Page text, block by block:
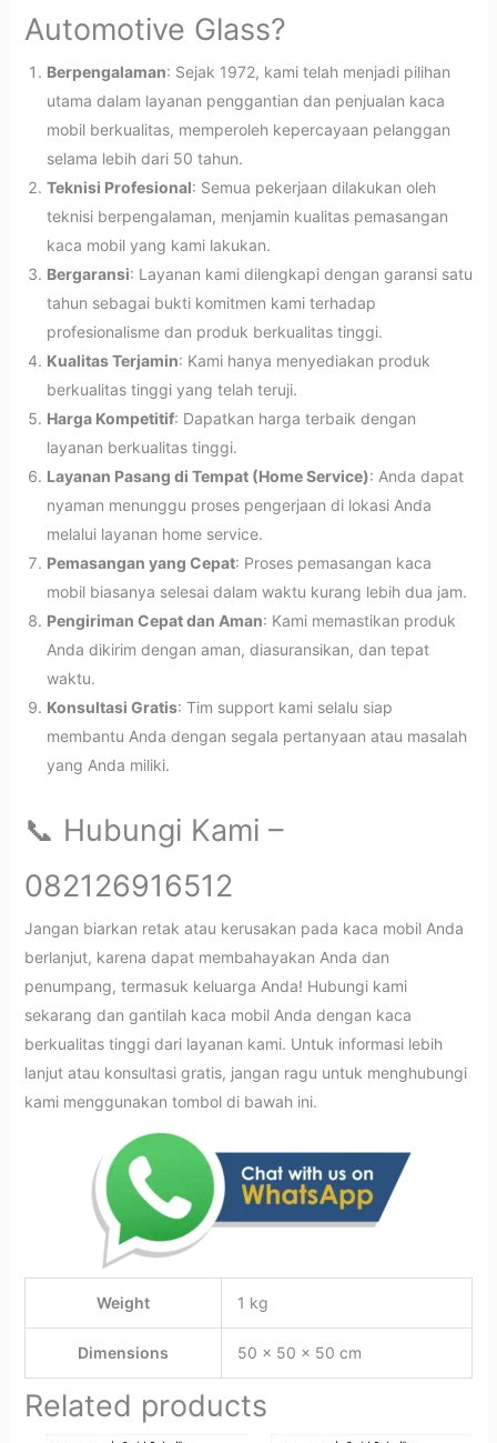
Automotive Glass?
Berpengalaman: Sejak 1972, kami telah menjadi pilihan
utama dalam layanan penggantian dan penjualan kaca
mobil berkualitas, memperoleh kepercayaan pelanggan
selama lebih dari 50 tahun.
Teknisi Profesional: Semua pekerjaan dilakukan oleh
teknisi berpengalaman, menjamin kualitas pemasangan
kaca mobil yang kami lakukan.
Bergaransi: Layanan kami dilengkapi dengan garansi satu
tahun sebagai bukti komitmen kami terhadap
profesionalisme dan produk berkualitas tinggi.
Kualitas Terjamin: Kami hanya menyediakan produk
berkualitas tinggi yang telah teruji.
Harga Kompetitif: Dapatkan harga terbaik dengan
layanan berkualitas tinggi.
Layanan Pasang di Tempat (Home Service): Anda dapat
nyaman menunggu proses pengerjaan di lokasi Anda
melalui layanan home service.
Pemasangan yang Cepat: Proses pemasangan kaca
mobil biasanya selesai dalam waktu kurang lebih dua jam.
Pengiriman Cepat dan Aman: Kami memastikan produk
Anda dikirim dengan aman, diasuransikan, dan tepat
waktu.
Konsultasi Gratis: Tim support kami selalu siap
membantu Anda dengan segala pertanyaan atau masalah
yang Anda miliki.
📞 Hubungi Kami –
082126916512
Jangan biarkan retak atau kerusakan pada kaca mobil Anda
berlanjut, karena dapat membahayakan Anda dan
penumpang, termasuk keluarga Anda! Hubungi kami
sekarang dan gantilah kaca mobil Anda dengan kaca
berkualitas tinggi dari layanan kami. Untuk informasi lebih
lanjut atau konsultasi gratis, jangan ragu untuk menghubungi
kami menggunakan tombol di bawah ini.
Weight 1 kg
Dimensions 50 × 50 × 50 cm
Related products